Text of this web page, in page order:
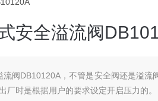
安全溢流阀
阀DB10120A，不管是安全阀还是溢流
时是根据用户的要求设定开启压力的。